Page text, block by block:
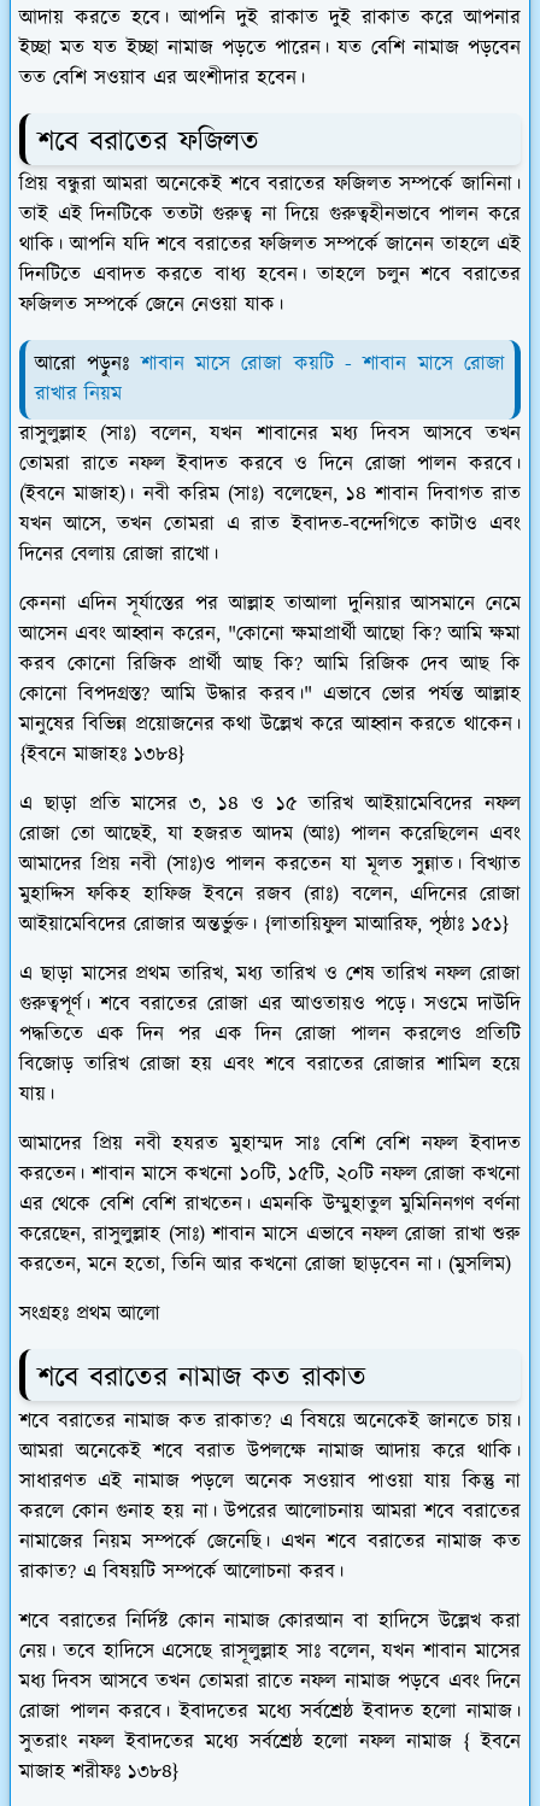
আদায় করতে হবে। আপনি দুই রাকাত দুই রাকাত করে আপনার
ইচ্ছা মত যত ইচ্ছা নামাজ পড়তে পারেন। যত বেশি নামাজ পড়বেন
তত বেশি সওয়াব এর অংশীদার হবেন।
শবে বরাতের ফজিলত
প্রিয় বন্ধুরা আমরা অনেকেই শবে বরাতের ফজিলত সম্পর্কে জানিনা।
তাই এই দিনটিকে ততটা গুরুত্ব না দিয়ে গুরুত্বহীনভাবে পালন করে
থাকি। আপনি যদি শবে বরাতের ফজিলত সম্পর্কে জানেন তাহলে এই
দিনটিতে এবাদত করতে বাধ্য হবেন। তাহলে চলুন শবে বরাতের
ফজিলত সম্পর্কে জেনে নেওয়া যাক।
আরো পড়ুনঃশাবান মাসে রোজা কয়টি - শাবান মাসে রোজা
রাখার নিয়ম
রাসুলুল্লাহ (সাঃ) বলেন, যখন শাবানের মধ্য দিবস আসবে তখন
তোমরা রাতে নফল ইবাদত করবে ও দিনে রোজা পালন করবে।
(ইবনে মাজাহ)। নবী করিম (সাঃ) বলেছেন, ১৪ শাবান দিবাগত রাত
যখন আসে, তখন তোমরা এ রাত ইবাদত-বন্দেগিতে কাটাও এবং
দিনের বেলায় রোজা রাখো।
কেননা এদিন সূর্যাস্তের পর আল্লাহ তাআলা দুনিয়ার আসমানে নেমে
আসেন এবং আহ্বান করেন, "কোনো ক্ষমাপ্রার্থী আছো কি? আমি ক্ষমা
করব কোনো রিজিক প্রার্থী আছ কি? আমি রিজিক দেব আছ কি
কোনো বিপদগ্রস্ত? আমি উদ্ধার করব।" এভাবে ভোর পর্যন্ত আল্লাহ
মানুষের বিভিন্ন প্রয়োজনের কথা উল্লেখ করে আহ্বান করতে থাকেন।
{ইবনে মাজাহঃ ১৩৮৪}
এ ছাড়া প্রতি মাসের ৩, ১৪ ও ১৫ তারিখ আইয়ামেবিদের নফল
রোজা তো আছেই, যা হজরত আদম (আঃ) পালন করেছিলেন এবং
আমাদের প্রিয় নবী (সাঃ)ও পালন করতেন যা মূলত সুন্নাত। বিখ্যাত
মুহাদ্দিস ফকিহ হাফিজ ইবনে রজব (রাঃ) বলেন, এদিনের রোজা
আইয়ামেবিদের রোজার অন্তর্ভুক্ত। {লাতায়িফুল মাআরিফ, পৃষ্ঠাঃ ১৫১}
এ ছাড়া মাসের প্রথম তারিখ, মধ্য তারিখ ও শেষ তারিখ নফল রোজা
গুরুত্বপূর্ণ। শবে বরাতের রোজা এর আওতায়ও পড়ে। সওমে দাউদি
পদ্ধতিতে এক দিন পর এক দিন রোজা পালন করলেও প্রতিটি
বিজোড় তারিখ রোজা হয় এবং শবে বরাতের রোজার শামিল হয়ে
যায়।
আমাদের প্রিয় নবী হযরত মুহাম্মদ সাঃ বেশি বেশি নফল ইবাদত
করতেন। শাবান মাসে কখনো ১০টি, ১৫টি, ২০টি নফল রোজা কখনো
এর থেকে বেশি বেশি রাখতেন। এমনকি উম্মুহাতুল মুমিনিনগণ বর্ণনা
করেছেন, রাসুলুল্লাহ (সাঃ) শাবান মাসে এভাবে নফল রোজা রাখা শুরু
করতেন, মনে হতো, তিনি আর কখনো রোজা ছাড়বেন না। (মুসলিম)
সংগ্রহঃ প্রথম আলো
শবে বরাতের নামাজ কত রাকাত
শবে বরাতের নামাজ কত রাকাত? এ বিষয়ে অনেকেই জানতে চায়।
আমরা অনেকেই শবে বরাত উপলক্ষে নামাজ আদায় করে থাকি।
সাধারণত এই নামাজ পড়লে অনেক সওয়াব পাওয়া যায় কিন্তু না
করলে কোন গুনাহ হয় না। উপরের আলোচনায় আমরা শবে বরাতের
নামাজের নিয়ম সম্পর্কে জেনেছি। এখন শবে বরাতের নামাজ কত
রাকাত? এ বিষয়টি সম্পর্কে আলোচনা করব।
শবে বরাতের নির্দিষ্ট কোন নামাজ কোরআন বা হাদিসে উল্লেখ করা
নেয়। তবে হাদিসে এসেছে রাসূলুল্লাহ সাঃ বলেন, যখন শাবান মাসের
মধ্য দিবস আসবে তখন তোমরা রাতে নফল নামাজ পড়বে এবং দিনে
রোজা পালন করবে। ইবাদতের মধ্যে সর্বশ্রেষ্ঠ ইবাদত হলো নামাজ।
সুতরাং নফল ইবাদতের মধ্যে সর্বশ্রেষ্ঠ হলো নফল নামাজ { ইবনে
মাজাহ শরীফঃ ১৩৮৪}